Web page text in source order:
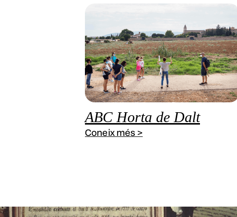
ABC Horta de Dalt
Coneix més >